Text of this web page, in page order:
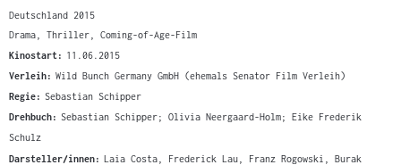
Deutschland 2015
Drama, Thriller, Coming-of-Age-Film
Kinostart: 11.06.2015
Verleih: Wild Bunch Germany GmbH (ehemals Senator Film Verleih)
Regie: Sebastian Schipper
Drehbuch: Sebastian Schipper; Olivia Neergaard-Holm; Eike Frederik
Schulz
Darsteller/innen: Laia Costa, Frederick Lau, Franz Rogowski, Burak